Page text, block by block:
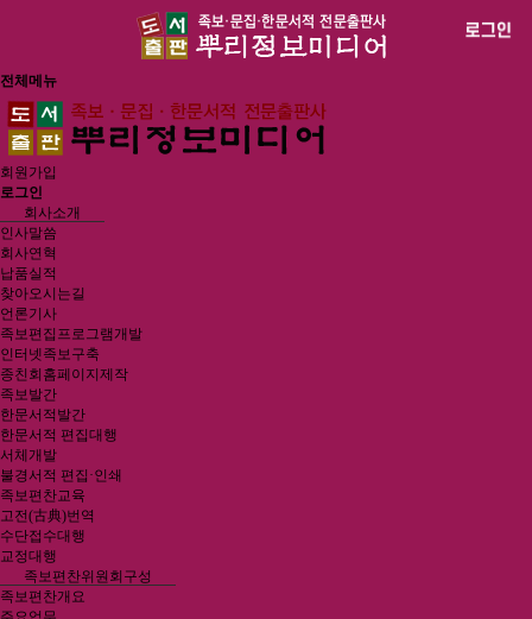
전체메뉴
회원가입
로그인
회사소개
인사말씀
회사연혁
납품실적
찾아오시는길
언론기사
족보편집프로그램개발
인터넷족보구축
종친회홈페이지제작
족보발간
한문서적발간
한문서적 편집대행
서체개발
불경서적 편집·인쇄
족보편찬교육
고전(古典)번역
수단접수대행
교정대행
족보편찬위원회구성
족보편찬개요